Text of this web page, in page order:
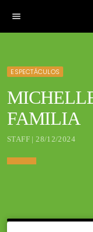
menu
ESPECTÁCULOS
FAMILIA
STAFF | 28/12/2024